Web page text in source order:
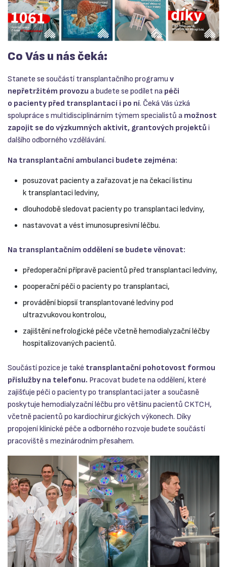
Co Vás u nás čeká:
Stanete se součástí transplantačního programu v
nepřetržitém provozu a budete se podílet na péči
o pacienty před transplantací i po ní. Čeká Vás úzká
spolupráce s multidisciplinárním týmem specialistů a možnost
zapojit se do výzkumných aktivit, grantových projektů i
dalšího odborného vzdělávání.
Na transplantační ambulanci budete zejména:
posuzovat pacienty a zařazovat je na čekací listinu
k transplantaci ledviny,
dlouhodobě sledovat pacienty po transplantaci ledviny,
nastavovat a vést imunosupresivní léčbu.
Na transplantačním oddělení se budete věnovat:
předoperační přípravě pacientů před transplantací ledviny,
pooperační péči o pacienty po transplantaci,
provádění biopsií transplantované ledviny pod
ultrazvukovou kontrolou,
zajištění nefrologické péče včetně hemodialyzační léčby
hospitalizovaných pacientů.
Součástí pozice je také transplantační pohotovost formou
příslužby na telefonu. Pracovat budete na oddělení, které
zajišťuje péči o pacienty po transplantaci jater a současně
poskytuje hemodialyzační léčbu pro většinu pacientů CKTCH,
včetně pacientů po kardiochirurgických výkonech. Díky
propojení klinické péče a odborného rozvoje budete součástí
pracoviště s mezinárodním přesahem.